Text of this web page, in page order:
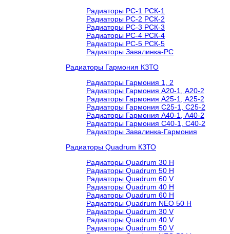
Радиаторы РС-1 РСК-1
Радиаторы РС-2 РСК-2
Радиаторы РС-3 РСК-3
Радиаторы РС-4 РСК-4
Радиаторы РС-5 РСК-5
Радиаторы Завалинка-РС
Радиаторы Гармония КЗТО
Радиаторы Гармония 1, 2
Радиаторы Гармония А20-1, А20-2
Радиаторы Гармония А25-1, А25-2
Радиаторы Гармония С25-1, С25-2
Радиаторы Гармония А40-1, А40-2
Радиаторы Гармония С40-1, С40-2
Радиаторы Завалинка-Гармония
Радиаторы Quadrum КЗТО
Радиаторы Quadrum 30 H
Радиаторы Quadrum 50 H
Радиаторы Quadrum 60 V
Радиаторы Quadrum 40 H
Радиаторы Quadrum 60 H
Радиаторы Quadrum NEO 50 H
Радиаторы Quadrum 30 V
Радиаторы Quadrum 40 V
Радиаторы Quadrum 50 V